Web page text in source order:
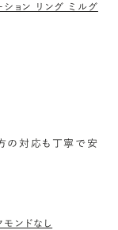
ョン リング ミルグ
の対応も丁寧で安
モンドなし